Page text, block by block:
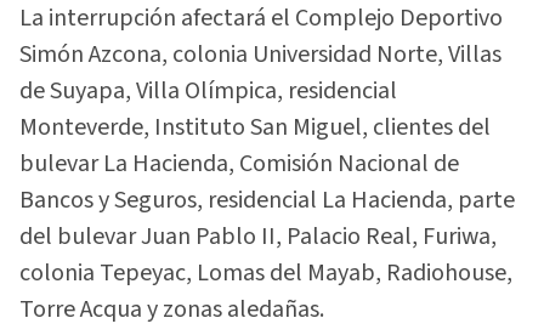
La interrupción afectará el Complejo Deportivo
Simón Azcona, colonia Universidad Norte, Villas
de Suyapa, Villa Olímpica, residencial
Monteverde, Instituto San Miguel, clientes del
bulevar La Hacienda, Comisión Nacional de
Bancos y Seguros, residencial La Hacienda, parte
del bulevar Juan Pablo II, Palacio Real, Furiwa,
colonia Tepeyac, Lomas del Mayab, Radiohouse,
Torre Acqua y zonas aledañas.